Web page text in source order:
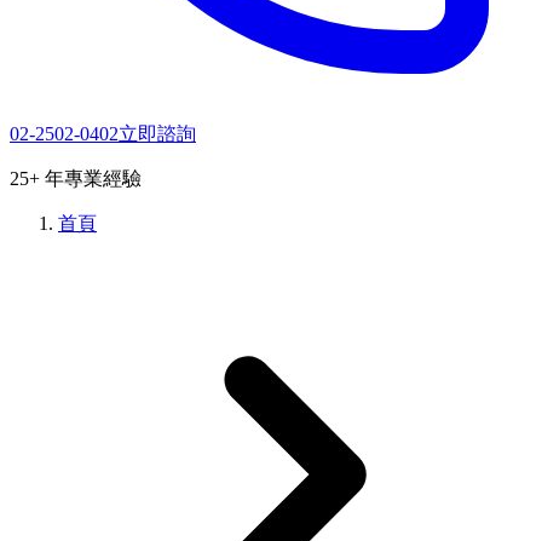
02-2502-0402立即諮詢
25+ 年專業經驗
首頁